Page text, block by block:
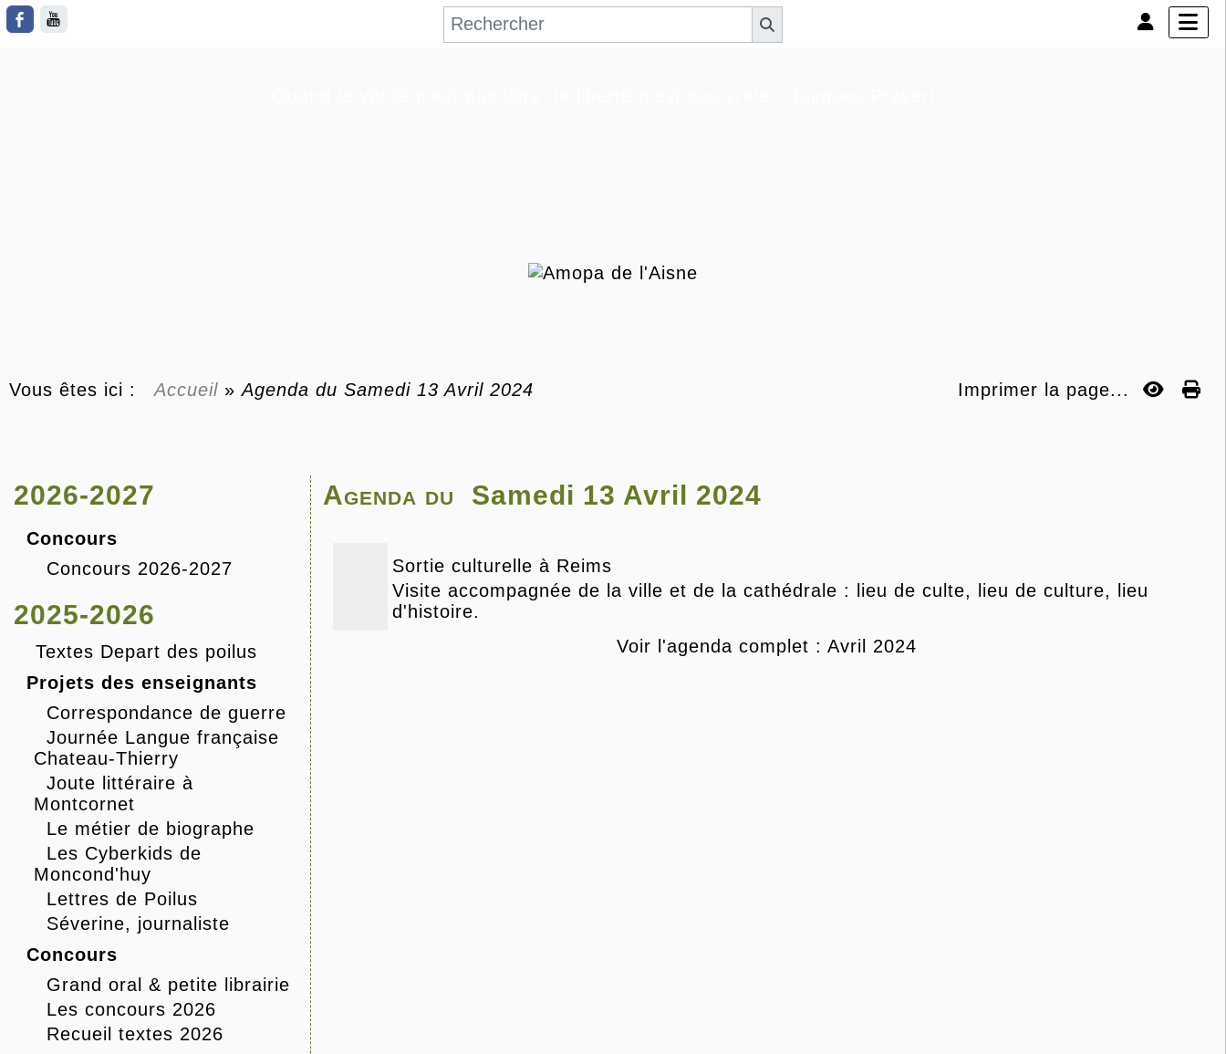
Vous êtes ici : Accueil »Agenda du Samedi 13 Avril 2024 Imprimer la page...
2026-2027
Concours
Concours 2026-2027
2025-2026
Textes Depart des poilus
Projets des enseignants
Correspondance de guerre
Journée Langue française
Chateau-Thierry
Joute littéraire à
Montcornet
Le métier de biographe
Les Cyberkids de
Moncond'huy
Lettres de Poilus
Séverine, journaliste
Concours
Grand oral & petite librairie
Les concours 2026
Recueil textes 2026
Agenda du Samedi 13 Avril 2024
Sortie culturelle à Reims
Visite accompagnée de la ville et de la cathédrale : lieu de culte, lieu de culture, lieu
d'histoire.
Voir l'agenda complet : Avril 2024